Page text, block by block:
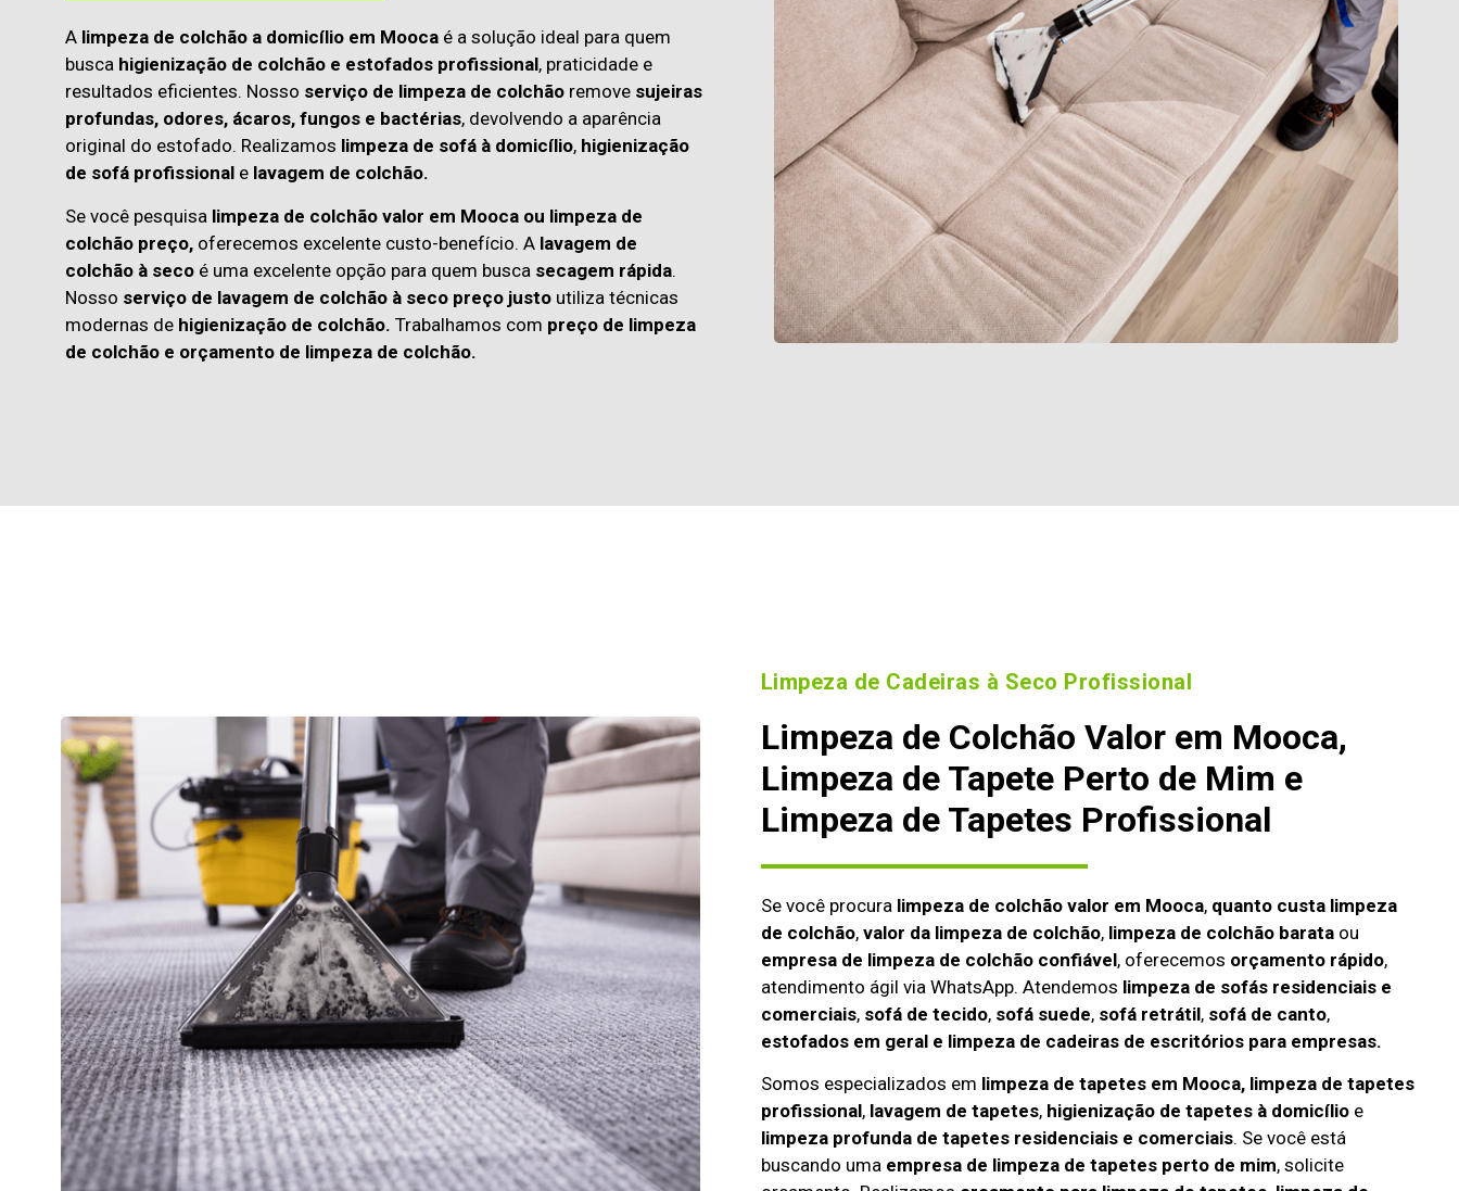
A limpeza de colchão a domicílio em Mooca é a solução ideal para quem
busca higienização de colchão e estofados profissional, praticidade e
resultados eficientes. Nosso serviço de limpeza de colchão remove sujeiras
profundas, odores, ácaros, fungos e bactérias, devolvendo a aparência
original do estofado. Realizamos limpeza de sofá à domicílio, higienização
de sofá profissional e lavagem de colchão.
Se você pesquisa limpeza de colchão valor em Mooca ou limpeza de
colchão preço, oferecemos excelente custo-benefício. A lavagem de
colchão à seco é uma excelente opção para quem busca secagem rápida.
Nosso serviço de lavagem de colchão à seco preço justo utiliza técnicas
modernas de higienização de colchão. Trabalhamos com preço de limpeza
de colchão e orçamento de limpeza de colchão.
Limpeza de Cadeiras à Seco Profissional
Limpeza de Colchão Valor em Mooca,
Limpeza de Tapete Perto de Mim e
Limpeza de Tapetes Profissional
Se você procura limpeza de colchão valor em Mooca, quanto custa limpeza
de colchão, valor da limpeza de colchão, limpeza de colchão barataou
empresa de limpeza de colchão confiável, oferecemos orçamento rápido,
atendimento ágil via WhatsApp. Atendemos limpeza de sofás residenciais e
comerciais, sofá de tecido, sofá suede, sofá retrátil, sofá de canto,
estofados em geral e limpeza de cadeiras de escritórios para empresas.
Somos especializados em limpeza de tapetes em Mooca, limpeza de tapetes
profissional, lavagem de tapetes, higienização de tapetes à domicílioe
limpeza profunda de tapetes residenciais e comerciais. Se você está
buscando uma empresa de limpeza de tapetes perto de mim, solicite